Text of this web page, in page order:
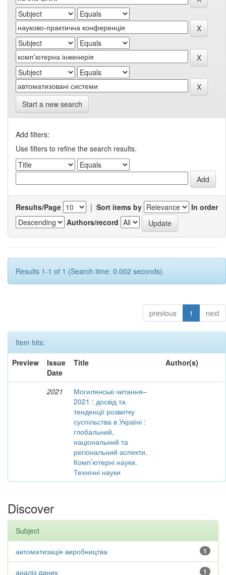
Start a new search
Add filters:
Use filters to refine the search results.
Results/Page | Sort items by
In order
Authors/record
Results 1-1 of 1 (Search time: 0.002 seconds).
previous 1 next
Item hits:
Preview
Issue
Date
Title Author(s)
2021
Могилянські читання–
2021 : досвід та
тенденції розвитку
суспільства в Україні :
глобальний,
національний та
регіональний аспекти.
Комп’ютерні науки.
Технічні науки
Discover
Subject
1
автоматизація виробництва
1
аналіз даних